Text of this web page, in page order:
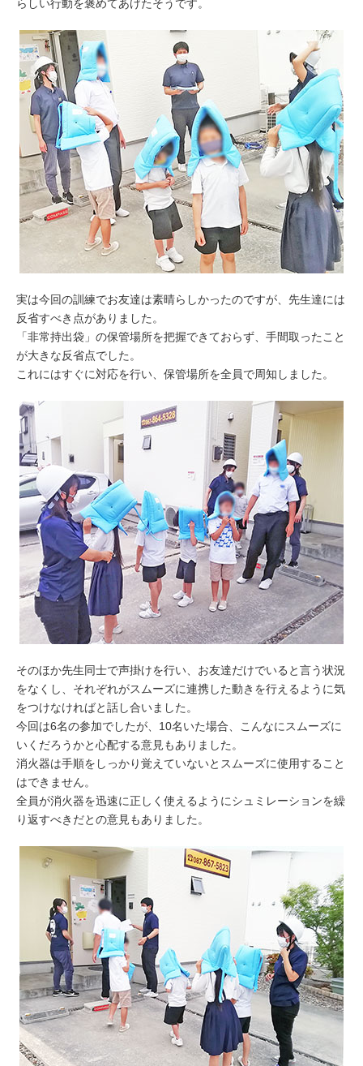
らしい行動を褒めてあげたそうです。
実は今回の訓練でお友達は素晴らしかったのですが、先生達には
反省すべき点がありました。
「非常持出袋」の保管場所を把握できておらず、手間取ったこと
が大きな反省点でした。
これにはすぐに対応を行い、保管場所を全員で周知しました。
そのほか先生同士で声掛けを行い、お友達だけでいると言う状況
をなくし、それぞれがスムーズに連携した動きを行えるように気
をつけなければと話し合いました。
今回は6名の参加でしたが、10名いた場合、こんなにスムーズに
いくだろうかと心配する意見もありました。
消火器は手順をしっかり覚えていないとスムーズに使用すること
はできません。
全員が消火器を迅速に正しく使えるようにシュミレーションを繰
り返すべきだとの意見もありました。